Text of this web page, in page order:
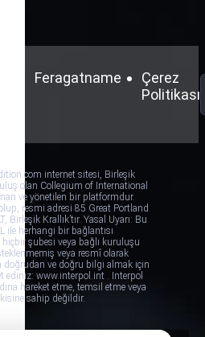
Feragatname
Çerez
Politikası
internet sitesi, Birleşik
olan Collegium of International
ve yönetilen bir platformdur.
resmi adresi 85 Great Portland
Birleşik Krallık’tır. Yasal Uyarı: Bu
ile herhangi bir bağlantısı
hiçbir şubesi veya bağlı kuruluşu
veya resmî olarak
doğrudan ve doğru bilgi almak için
ediniz: www.interpol.int . Interpol
hareket etme, temsil etme veya
sahip değildir.